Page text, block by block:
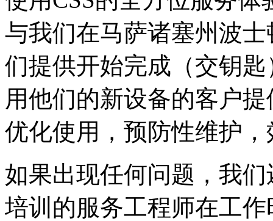
与我们在马萨诸塞州波
们提供开始完成（交钥
用他们的新设备的客户
优化使用，预防性维护
如果出现任何问题，我
培训的服务工程师在工